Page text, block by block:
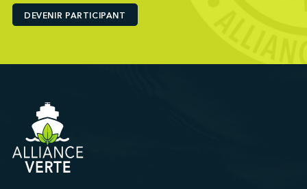
Ports America (Baton Rouge)
Ports America (Bayport)
Ports America (Charleston)
Ports America (Freeport)
Ports America (Galveston)
Ports America (Gulfport)
Ports America (Hueneme)
DEVENIR PARTICIPANT